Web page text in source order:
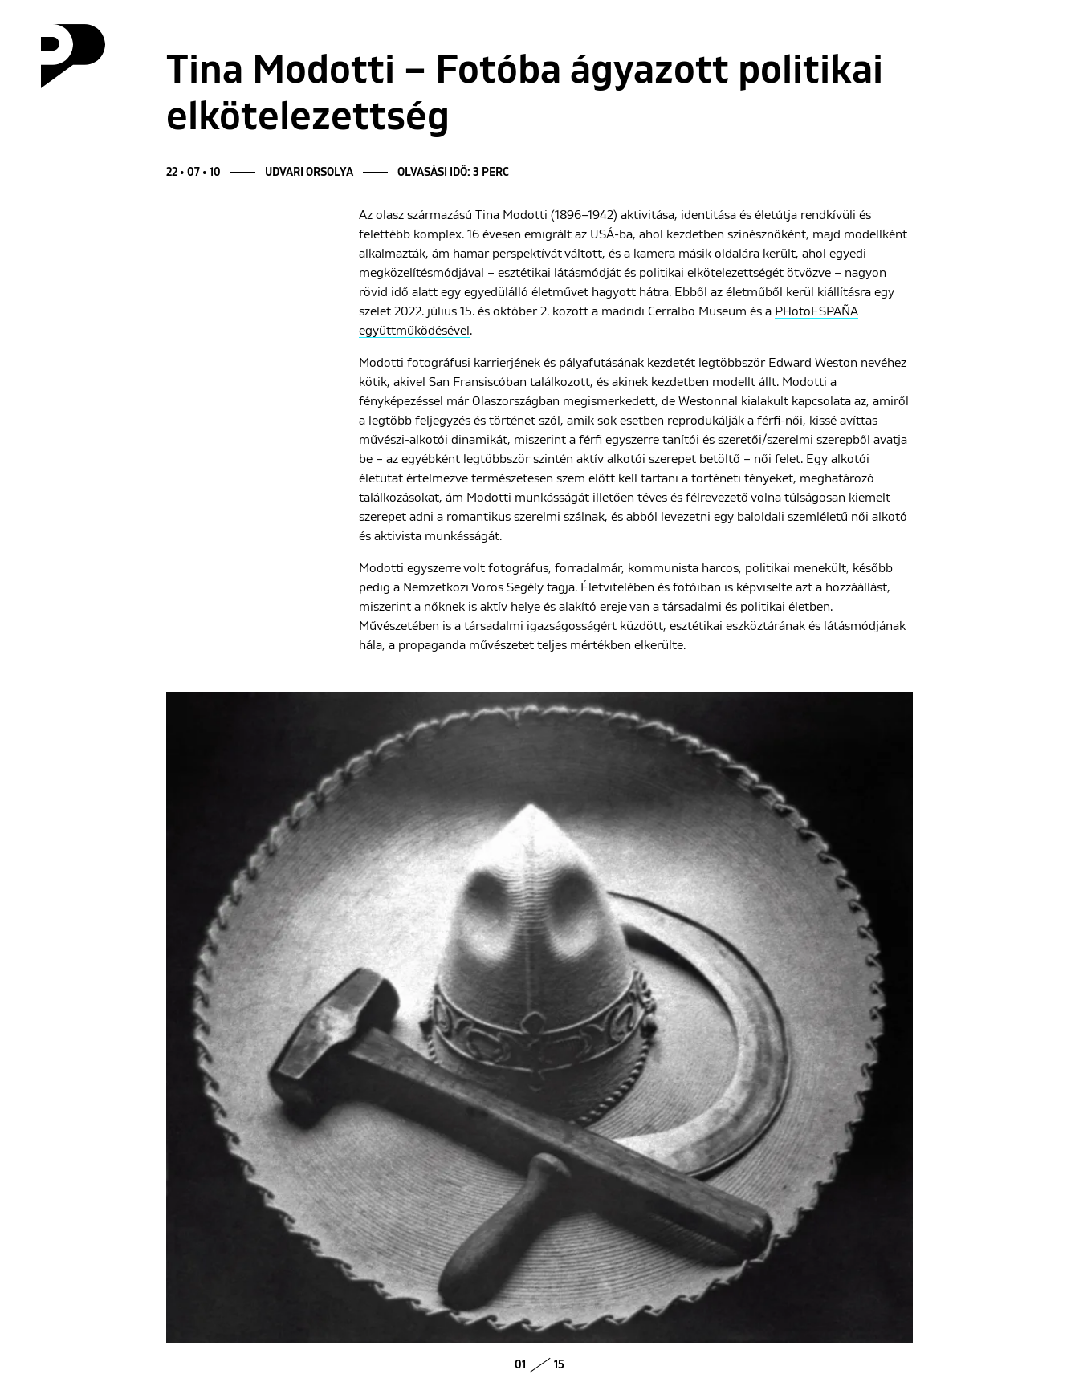
Tina Modotti – Fotóba ágyazott politikai
elkötelezettség
22 • 07 • 10 UDVARI ORSOLYA OLVASÁSI IDŐ: 3 PERC
Az olasz származású Tina Modotti (1896–1942) aktivitása, identitása és életútja rendkívüli és
felettébb komplex. 16 évesen emigrált az USÁ-ba, ahol kezdetben színésznőként, majd modellként
alkalmazták, ám hamar perspektívát váltott, és a kamera másik oldalára került, ahol egyedi
megközelítésmódjával – esztétikai látásmódját és politikai elkötelezettségét ötvözve – nagyon
rövid idő alatt egy egyedülálló életművet hagyott hátra. Ebből az életműből kerül kiállításra egy
szelet 2022. július 15. és október 2. között a madridi Cerralbo Museum és a PHotoESPAÑA
együttműködésével .
Modotti fotográfusi karrierjének és pályafutásának kezdetét legtöbbször Edward Weston nevéhez
kötik, akivel San Fransiscóban találkozott, és akinek kezdetben modellt állt. Modotti a
fényképezéssel már Olaszországban megismerkedett, de Westonnal kialakult kapcsolata az, amiről
a legtöbb feljegyzés és történet szól, amik sok esetben reprodukálják a férfi-női, kissé avíttas
művészi-alkotói dinamikát, miszerint a férfi egyszerre tanítói és szeretői/szerelmi szerepből avatja
be – az egyébként legtöbbször szintén aktív alkotói szerepet betöltő – női felet. Egy alkotói
életutat értelmezve természetesen szem előtt kell tartani a történeti tényeket, meghatározó
találkozásokat, ám Modotti munkásságát illetően téves és félrevezető volna túlságosan kiemelt
szerepet adni a romantikus szerelmi szálnak, és abból levezetni egy baloldali szemléletű női alkotó
és aktivista munkásságát.
Modotti egyszerre volt fotográfus, forradalmár, kommunista harcos, politikai menekült, később
pedig a Nemzetközi Vörös Segély tagja. Életvitelében és fotóiban is képviselte azt a hozzáállást,
miszerint a nőknek is aktív helye és alakító ereje van a társadalmi és politikai életben.
Művészetében is a társadalmi igazságosságért küzdött, esztétikai eszköztárának és látásmódjának
hála, a propaganda művészetet teljes mértékben elkerülte.
01 15